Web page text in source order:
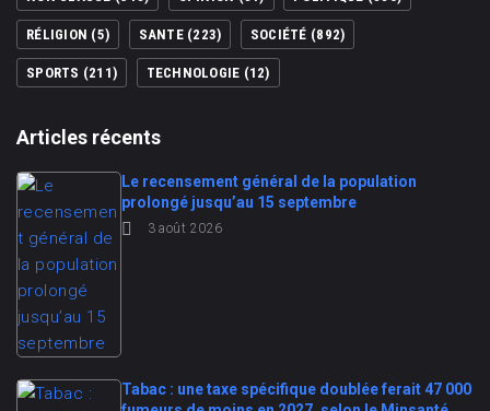
RÉLIGION (5) SANTE(223) SOCIÉTÉ (892)
SPORTS (211) TECHNOLOGIE (12)
Articles récents
Le recensement général de la population
prolongé jusqu’au 15 septembre
3 août 2026
Tabac : une taxe spécifique doublée ferait 47 000